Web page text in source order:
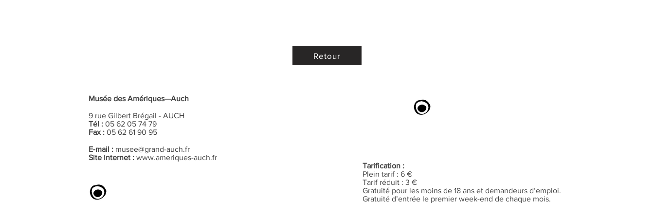
Retour
Musée des Amériques—Auch
9 rue Gilbert Brégail - AUCH
Tél : 05 62 05 74 79
Fax : 05 62 61 90 95
E-mail : musee@grand-auch.fr
Site internet : www.ameriques-auch.fr
Tarification :
Plein tarif : 6 €
Tarif réduit : 3 €
Gratuité pour les moins de 18 ans et demandeurs d’emploi.
Gratuité d’entrée le premier week-end de chaque mois.